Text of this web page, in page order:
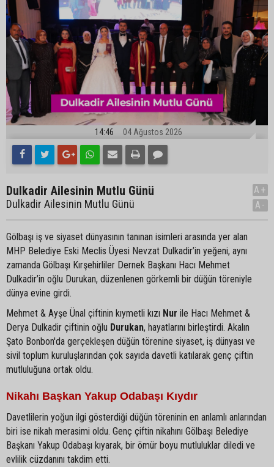
14:46 04 Ağustos 2026
Dulkadir Ailesinin Mutlu Günü
Dulkadir Ailesinin Mutlu Günü
A+
A-
Gölbaşı iş ve siyaset dünyasının tanınan isimleri arasında yer alan
MHP Belediye Eski Meclis Üyesi Nevzat Dulkadir’in yeğeni, aynı
zamanda Gölbaşı Kırşehirliler Dernek Başkanı Hacı Mehmet
Dulkadir’in oğlu Durukan, düzenlenen görkemli bir düğün töreniyle
dünya evine girdi.
Mehmet & Ayşe Ünal çiftinin kıymetli kızı Nur ile Hacı Mehmet &
Derya Dulkadir çiftinin oğlu Durukan, hayatlarını birleştirdi. Akalın
Şato Bonbon'da gerçekleşen düğün törenine siyaset, iş dünyası ve
sivil toplum kuruluşlarından çok sayıda davetli katılarak genç çiftin
mutluluğuna ortak oldu.
Nikahı Başkan Yakup Odabaşı Kıydır
Davetlilerin yoğun ilgi gösterdiği düğün töreninin en anlamlı anlarından
biri ise nikah merasimi oldu. Genç çiftin nikahını Gölbaşı Belediye
Başkanı Yakup Odabaşı kıyarak, bir ömür boyu mutluluklar diledi ve
evlilik cüzdanını takdim etti.